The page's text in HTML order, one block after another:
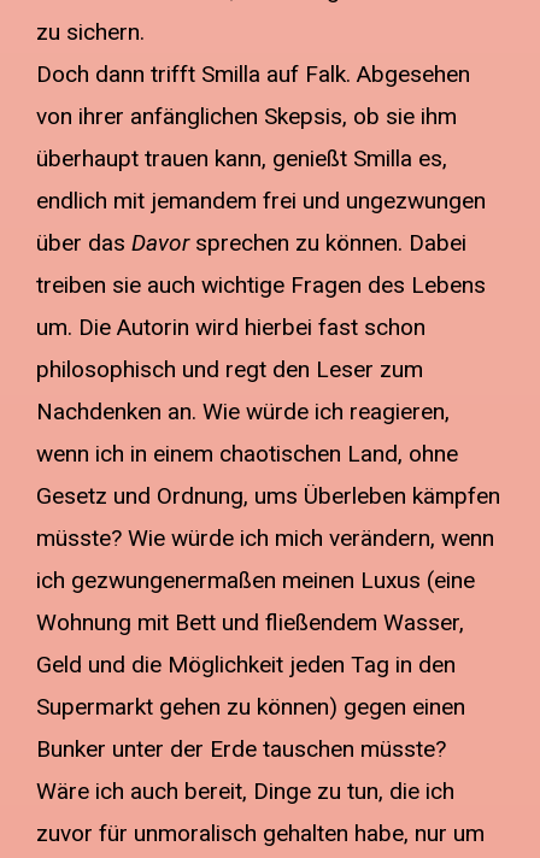
zu sichern.
Doch dann trifft Smilla auf Falk. Abgesehen
von ihrer anfänglichen Skepsis, ob sie ihm
überhaupt trauen kann, genießt Smilla es,
endlich mit jemandem frei und ungezwungen
über das Davorsprechen zu können. Dabei
treiben sie auch wichtige Fragen des Lebens
um. Die Autorin wird hierbei fast schon
philosophisch und regt den Leser zum
Nachdenken an. Wie würde ich reagieren,
wenn ich in einem chaotischen Land, ohne
Gesetz und Ordnung, ums Überleben kämpfen
müsste? Wie würde ich mich verändern, wenn
ich gezwungenermaßen meinen Luxus (eine
Wohnung mit Bett und fließendem Wasser,
Geld und die Möglichkeit jeden Tag in den
Supermarkt gehen zu können) gegen einen
Bunker unter der Erde tauschen müsste?
Wäre ich auch bereit, Dinge zu tun, die ich
zuvor für unmoralisch gehalten habe, nur um